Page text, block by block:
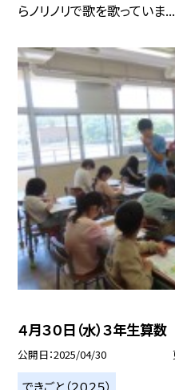
らノリノリで歌を歌っていま...
４月３０日（水）３年生算数
公開日 2025/04/30
できごと（２０２５）